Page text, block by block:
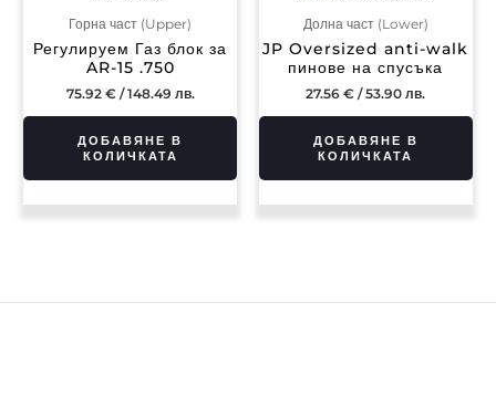
Горна част (Upper)
Регулируем Газ блок за
AR-15 .750
75.92 €/ 148.49 лв.
ДОБАВЯНЕ В
КОЛИЧКАТА
Долна част (Lower)
JP Oversized anti-walk
пинове на спусъка
27.56€ / 53.90 лв.
ДОБАВЯНЕ В
КОЛИЧКАТА